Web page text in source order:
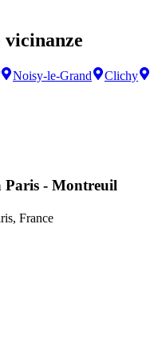
vicinanze
Noisy-le-Grand Clichy
Paris - Montreuil
France